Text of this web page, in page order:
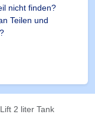
nicht finden?
Teilen und
2 liter Tank